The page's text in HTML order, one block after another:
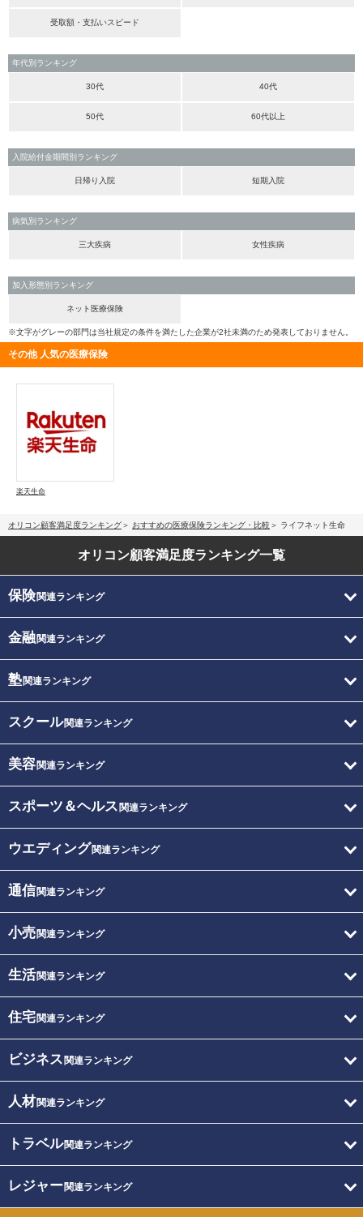
受取額・支払いスピード
年代別ランキング
30代 40代
50代 60代以上
入院給付金期間別ランキング
日帰り入院 短期入院
病気別ランキング
三大疾病 女性疾病
加入形態別ランキング
ネット医療保険
※文字がグレーの部門は当社規定の条件を満たした企業が2社未満のため発表しておりません。
その他 人気の医療保険
楽天生命
オリコン顧客満足度ランキング おすすめの医療保険ランキング・比較 ライフネット生命
オリコン顧客満足度ランキング一覧
保険関連ランキング
金融関連ランキング
塾関連ランキング
スクール関連ランキング
美容関連ランキング
スポーツ＆ヘルス 関連ランキング
ウエディング関連ランキング
通信関連ランキング
小売関連ランキング
生活関連ランキング
住宅関連ランキング
ビジネス 関連ランキング
人材関連ランキング
トラベル関連ランキング
レジャー関連ランキング